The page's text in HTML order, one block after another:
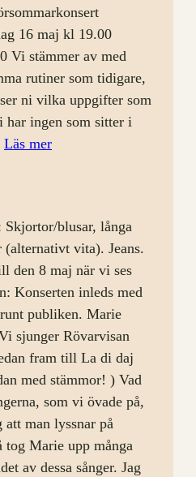
16 maj kl 19.00
Vi stämmer av med
rutiner som tidigare,
ni vilka uppgifter som
har ingen som sitter i
Läs mer:
blusar, långa
vita). Jeans.
den 8 maj när vi ses
Konserten inleds med
publiken. Marie
sjunger Rövarvisan
fram till La di daj
med stämmor! ) Vad
som vi övade på,
att man lyssnar på
tog Marie upp många
av dessa sånger. Jag